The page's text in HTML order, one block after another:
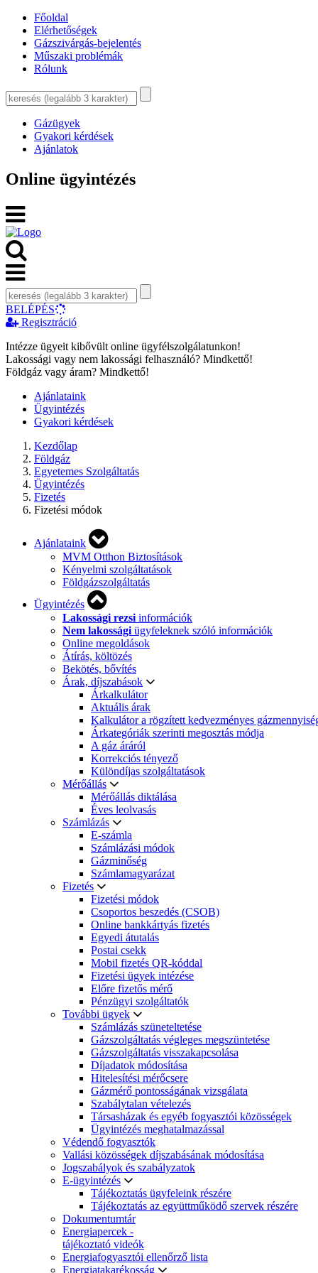
Főoldal
Elérhetőségek
Gázszivárgás-bejelentés
Műszaki problémák
Rólunk
Gázügyek
Gyakori kérdések
Ajánlatok
Online ügyintézés
BELÉPÉS
Regisztráció
Intézze ügyeit kibővült online ügyfélszolgálatunkon!
Lakossági vagy nem lakossági felhasználó? Mindkettő!
Földgáz vagy áram? Mindkettő!
Ajánlataink
Ügyintézés
Gyakori kérdések
Kezdőlap
Földgáz
Egyetemes Szolgáltatás
Ügyintézés
Fizetés
Fizetési módok
Ajánlataink
MVM Otthon Biztosítások
Kényelmi szolgáltatások
Földgázszolgáltatás
Ügyintézés
Lakossági rezsi információk
Nem lakossági ügyfeleknek szóló információk
Online megoldások
Átírás, költözés
Bekötés, bővítés
Árak, díjszabások
Árkalkulátor
Aktuális árak
Kalkulátor a rögzített kedvezményes
Árkategóriák szerinti megosztás módja
A gáz áráról
Korrekciós tényező
Különdíjas szolgáltatások
Mérőállás
Mérőállás diktálása
Éves leolvasás
Számlázás
E-számla
Számlázási módok
Gázminőség
Számlamagyarázat
Fizetés
Fizetési módok
Csoportos beszedés (CSOB)
Online bankkártyás fizetés
Egyedi átutalás
Postai csekk
Mobil fizetés QR-kóddal
Fizetési ügyek intézése
Előre fizetős mérő
Pénzügyi szolgáltatók
További ügyek
Számlázás szüneteltetése
Gázszolgáltatás végleges megszüntetése
Gázszolgáltatás visszakapcsolása
Díjadatok módosítása
Hitelesítési mérőcsere
Gázmérő pontosságának vizsgálata
Szabálytalan vételezés
Társasházak és egyéb fogyasztói közösségek
Ügyintézés meghatalmazással
Védendő fogyasztók
Vallási közösségek díjszabásának módosítása
Jogszabályok és szabályzatok
E-ügyintézés
Tájékoztatás ügyfeleink részére
Tájékoztatás az együttműködő szervek részére
Dokumentumtár
Energiapercek -
tájékoztató videók
Energiafogyasztói ellenőrző lista
Energiatakarékosság